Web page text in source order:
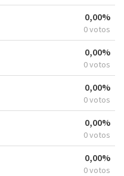
0,00%
0 votos
0,00%
0 votos
0,00%
0 votos
0,00%
0 votos
0,00%
0 votos